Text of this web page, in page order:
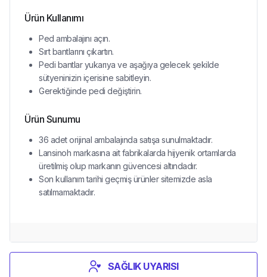
Ürün Kullanımı
Ped ambalajını açın.
Sırt bantlarını çıkartın.
Pedi bantlar yukarıya ve aşağıya gelecek şekilde
sütyeninizin içerisine sabitleyin.
Gerektiğinde pedi değiştirin.
Ürün Sunumu
36 adet orijinal ambalajında satışa sunulmaktadır.
Lansinoh markasına ait fabrikalarda hijyenik ortamlarda
üretilmiş olup markanın güvencesi altındadır.
Son kullanım tarihi geçmiş ürünler sitemizde asla
satılmamaktadır.
SAĞLIK UYARISI